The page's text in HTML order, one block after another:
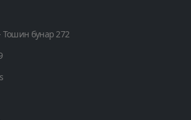
Тошин бунар 272